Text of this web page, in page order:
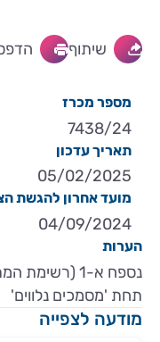
שיתוף
מספר מכרז
7438/24
תאריך עדכון
05/02/2025
מועד אחרון להגשת
04/09/2024
הערות
נספח א-1
תחת 'מסמכים נלווים'
מודעה לצפייה